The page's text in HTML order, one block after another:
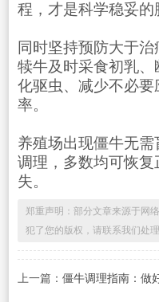
程，才是科学稳妥的
同时坚持预防大于治
犊牛及时采食初乳
化驱虫、减少不必
率。
养殖场出现僵牛无
调理，多数均可恢
失。
郑重声明：部分文章来源于网
犯了您的版权，请联系我们处理
上一篇： 僵牛调理指南：做